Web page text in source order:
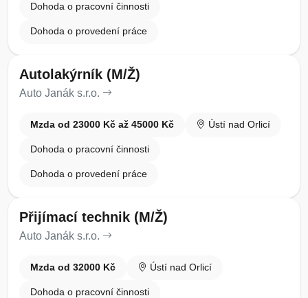
Dohoda o pracovní činnosti
Dohoda o provedení práce
Autolakýrník (M/Ž)
Auto Janák s.r.o.
Mzda od 23000 Kč až 45000 Kč Ústí nad Orlicí
Dohoda o pracovní činnosti
Dohoda o provedení práce
Přijímací technik (M/Ž)
Auto Janák s.r.o.
Mzda od 32000 Kč Ústí nad Orlicí
Dohoda o pracovní činnosti